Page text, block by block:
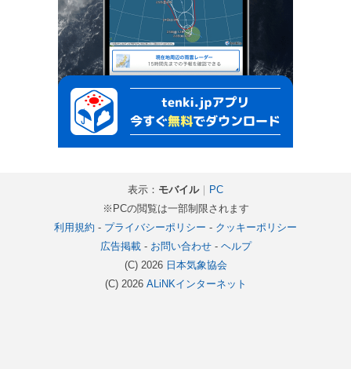
表示： モバイル｜
PC
※PCの閲覧は一部制限されます
利用規約 - プライバシーポリシー - クッキーポリシー
広告掲載- お問い合わせ- ヘルプ
(C) 2026 日本気象協会
(C) 2026 ALiNKインターネット